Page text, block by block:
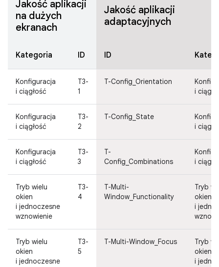
Jakość aplikacji
na dużych
ekranach
Jakość aplikacji
adaptacyjnych
Kategoria ID ID
Konfiguracja
i ciągłość
T3-
1
T-Config_Orientation
i
Konfiguracja
i ciągłość
T3-
2
T-Config_State
i
Konfiguracja
i ciągłość
T3-
3
T-
Config_Combinations
i
Tryb wielu
okien
i jednoczesne
wznowienie
T3-
4
T-Multi-
Window_Functionality
Tryb
okien
i
Tryb wielu
okien
i jednoczesne
T3-
5
T-Multi-Window_Focus
Tryb
okien
i